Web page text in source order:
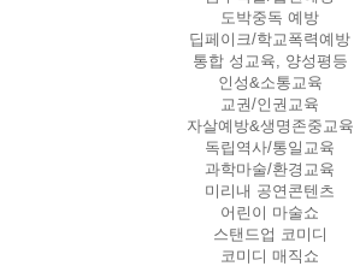
도박중독 예방
딥페이크/학교폭력예방
통합 성교육, 양성평등
인성&소통교육
교권/인권교육
자살예방&생명존중교육
독립역사/통일교육
과학마술/환경교육
미리내 공연콘텐츠
어린이 마술쇼
스탠드업 코미디
코미디 매직쇼